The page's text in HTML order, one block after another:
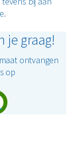
je graag!
ontvangen
op